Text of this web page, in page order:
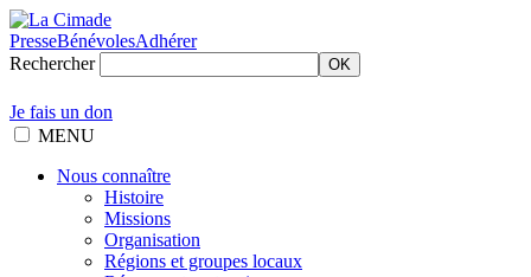
PresseBénévolesAdhérer
Rechercher
OK
Je fais un don
MENU
Nous connaître
Histoire
Missions
Organisation
Régions et groupes locaux